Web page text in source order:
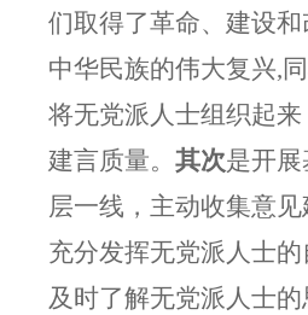
们取得了革命、建设
中华民族的伟大复兴,
将无党派人士组织起
建言质量。 其次是开
层一线，主动收集意
充分发挥无党派人士
及时了解无党派人士